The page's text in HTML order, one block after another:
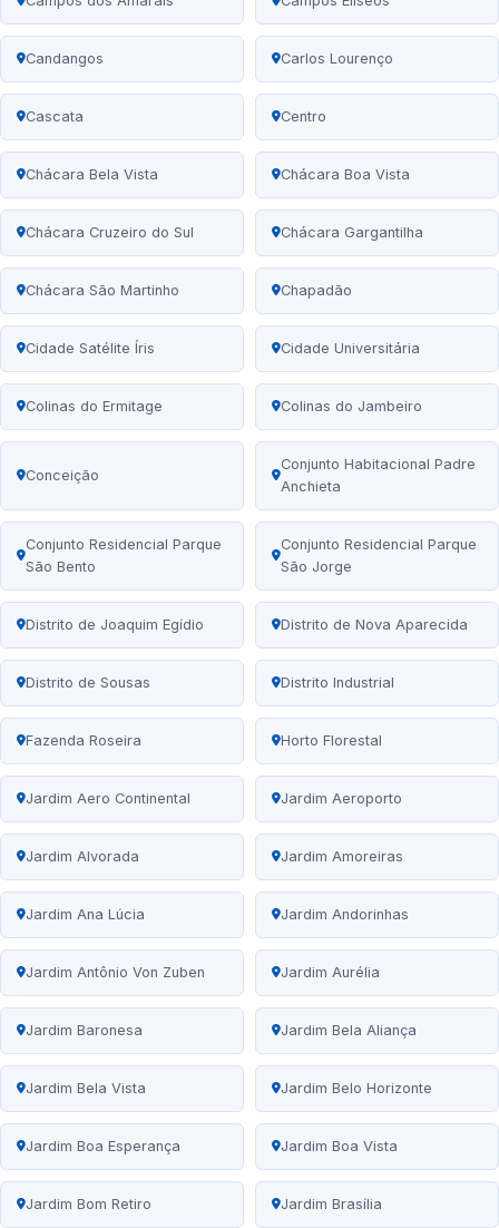
Candangos Carlos Lourenço
Cascata Centro
Chácara Bela Vista Chácara Boa Vista
Chácara Cruzeiro do Sul Chácara Gargantilha
Chácara São Martinho Chapadão
Cidade Satélite Íris Cidade Universitária
Colinas do Ermitage Colinas do Jambeiro
Conceição
Conjunto Habitacional Padre
Anchieta
Conjunto Residencial Parque
São Bento
Conjunto Residencial Parque
São Jorge
Distrito de Joaquim Egídio Distrito de Nova Aparecida
Distrito de Sousas Distrito Industrial
Fazenda Roseira Horto Florestal
Jardim Aero Continental Jardim Aeroporto
Jardim Alvorada Jardim Amoreiras
Jardim Ana Lúcia Jardim Andorinhas
Jardim Antônio Von Zuben Jardim Aurélia
Jardim Baronesa Jardim Bela Aliança
Jardim Bela Vista Jardim Belo Horizonte
Jardim Boa Esperança Jardim Boa Vista
Jardim Bom Retiro Jardim Brasília